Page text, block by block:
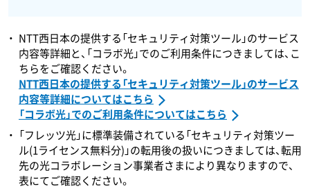
NTT西日本の提供する「セキュリティ対策ツール」のサービス
内容等詳細と、「コラボ光」でのご利用条件につきましては、こ
ちらをご確認ください。
NTT西日本の提供する「セキュリティ対策ツール」のサービス
内容等詳細についてはこちら
「コラボ光」でのご利用条件についてはこちら
「フレッツ光」に標準装備されている「セキュリティ対策ツー
ル(1ライセンス無料分)」の転用後の扱いにつきましては、転用
先の光コラボレーション事業者さまにより異なりますので、
表にてご確認ください。